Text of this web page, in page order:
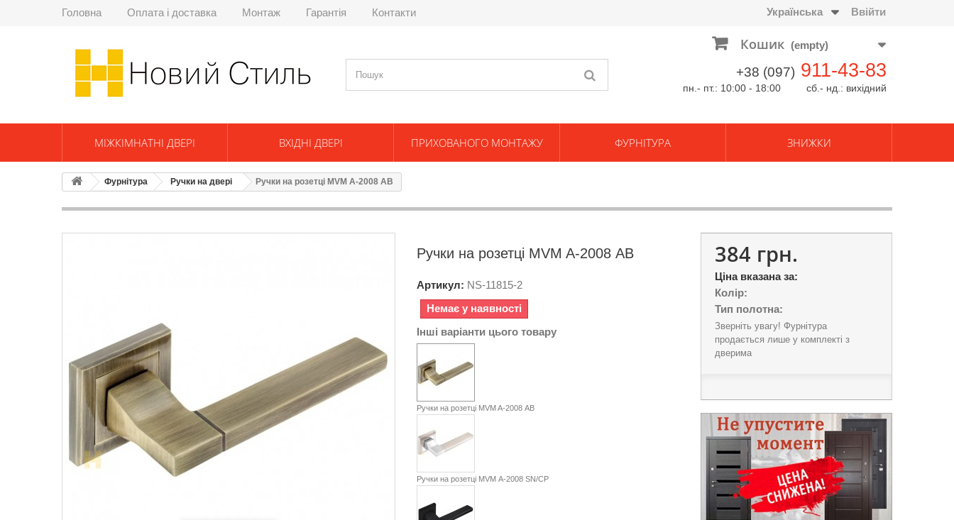
Головна Оплата і доставка Монтаж Гарантія Контакти Ввійти
Українська
Кошик (empty)
+38 (097) 911-43-83
пн.- пт.: 10:00 - 18:00 сб.- нд.: вихідний
МІЖКІМНАТНІ ДВЕРІ ВХІДНІ ДВЕРІ ПРИХОВАНОГО МОНТАЖУ ФУРНІТУРА ЗНИЖКИ
Фурнітура Ручки на двері Ручки на розетці MVM A-2008 АВ
Ручки на розетці MVM A-2008 АВ
Артикул: NS-11815-2
Немає у наявності
Інші варіанти цього товару
Ручки на розетці MVM A-2008 АВ
Ручки на розетці MVM А-2008 SN/CP
384 грн.
Ціна вказана за:
Колір:
Тип полотна:
Зверніть увагу! Фурнітура
продається лише у комплекті з
дверима